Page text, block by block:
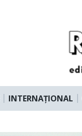
INTERNAȚIONAL